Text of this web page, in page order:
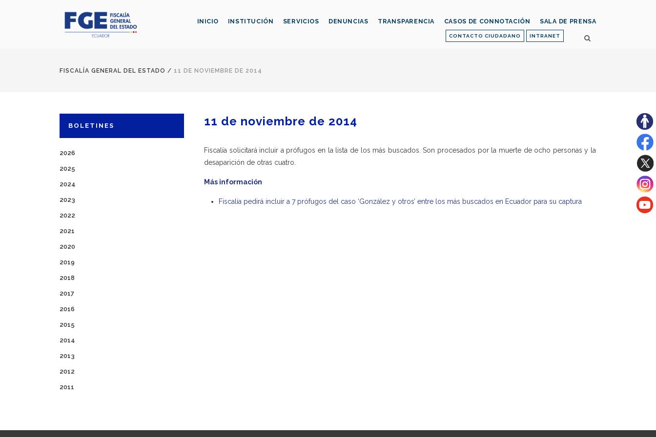
CONTACTO CIUDADANO INTRANET
INICIO INSTITUCIÓN SERVICIOS DENUNCIAS TRANSPARENCIA CASOS DE CONNOTACIÓN SALA DE PRENSA
FISCALÍA GENERAL DEL ESTADO / 11 DE NOVIEMBRE DE 2014
BOLETINES
2026
2025
2024
2023
2022
2021
2020
2019
2018
2017
2016
2015
2014
2013
2012
2011
11 de noviembre de 2014
Fiscalía solicitará incluir a prófugos en la lista de los más buscados. Son procesados por la muerte de ocho personas y la
desaparición de otras cuatro.
Más información
Fiscalía pedirá incluir a 7 prófugos del caso ‘González y otros’ entre los más buscados en Ecuador para su captura